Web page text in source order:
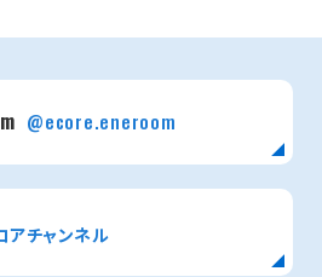
@ecore.eneroom
アチャンネル